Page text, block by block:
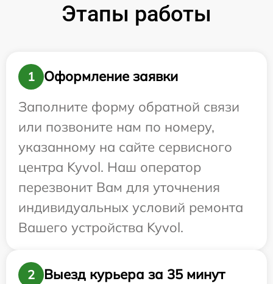
Этапы работы
1
Оформление заявки
Заполните форму обратной связи
или позвоните нам по номеру,
указанному на сайте сервисного
центра Kyvol. Наш оператор
перезвонит Вам для уточнения
индивидуальных условий ремонта
Вашего устройства Kyvol.
2
Выезд курьера за 35 минут